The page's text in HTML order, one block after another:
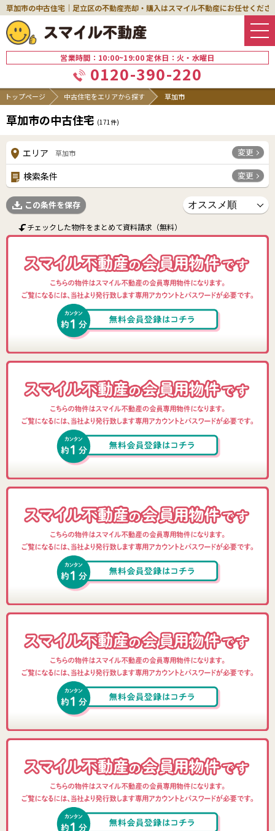
草加市の中古住宅｜足立区の不動産売却・購入はスマイル不動産にお任せくださ
営業時間：10:00~19:00 定休日：火・水曜日
0120-390-220
トップページ 中古住宅をエリアから探す 草加市
草加市の中古住宅 (171件)
エリア 草加市 変更
検索条件 変更
この条件を保存
チェックした物件をまとめて資料請求（無料）